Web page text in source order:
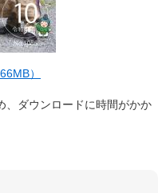
）
、ダウンロードに時間がかか